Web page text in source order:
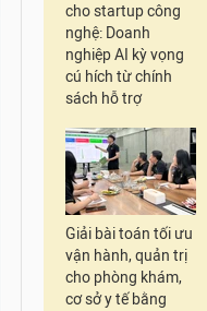
cho startup công
nghệ: Doanh
nghiệp AI kỳ vọng
cú hích từ chính
sách hỗ trợ
Giải bài toán tối ưu
vận hành, quản trị
cho phòng khám,
cơ sở y tế bằng